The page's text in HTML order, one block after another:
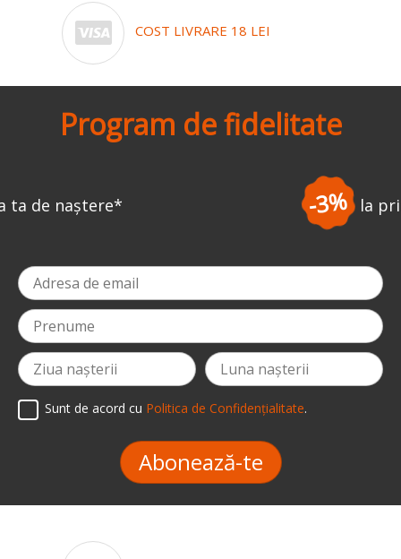
COST LIVRARE 18 LEI
Program de fidelitate
la prima comandă *
Sunt de acord cu Politica de Confidențialitate.
Abonează-te